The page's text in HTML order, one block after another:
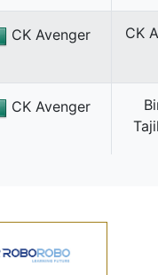
CK Avenger CK
CK Avenger